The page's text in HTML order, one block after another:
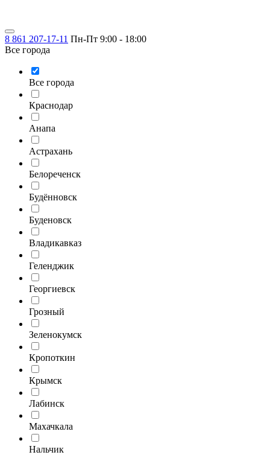
8 861 207-17-11 Пн-Пт 9:00 - 18:00
Все города
Все города
Краснодар
Анапа
Астрахань
Белореченск
Будённовск
Буденовск
Владикавказ
Геленджик
Георгиевск
Грозный
Зеленокумск
Кропоткин
Крымск
Лабинск
Махачкала
Нальчик